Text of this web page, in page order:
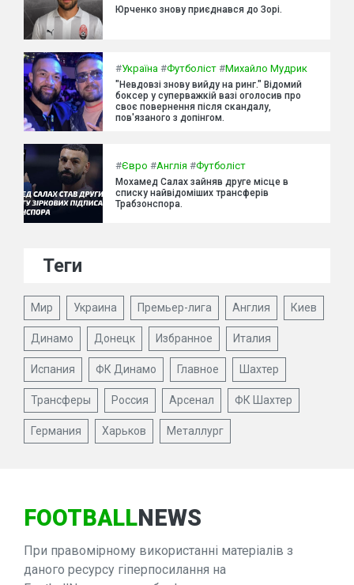
Юрченко знову приєднався до Зорі.
#Україна #Футболіст #Михайло Мудрик
"Невдовзі знову вийду на ринг." Відомий
боксер у суперважкій вазі оголосив про
своє повернення після скандалу,
пов'язаного з допінгом.
#Євро #Англія #Футболіст
Мохамед Салах зайняв друге місце в
списку найвідоміших трансферів
Трабзонспора.
Теги
Мир Украина Премьер-лига Англия Киев
Динамо Донецк Избранное Италия
Испания ФК Динамо Главное Шахтер
Трансферы Россия Арсенал ФК Шахтер
Германия Харьков Металлург
FOOTBALLNEWS
При правомірному використанні матеріалів з
даного ресурсу гіперпосилання на